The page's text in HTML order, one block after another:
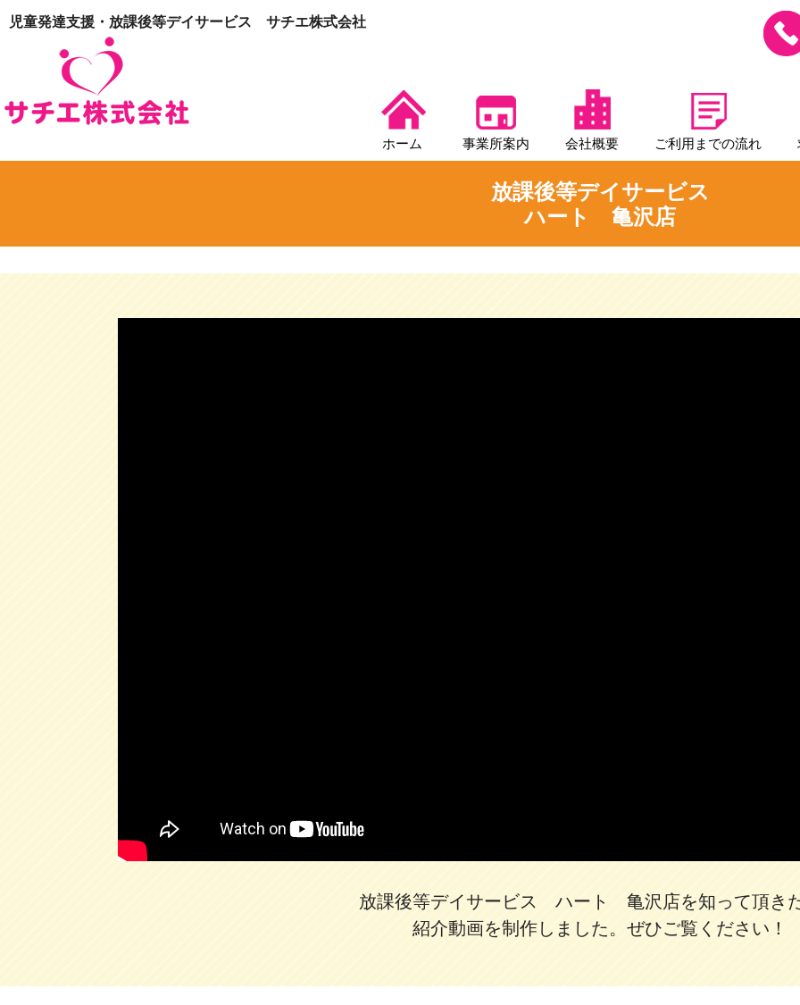
児童発達支援・放課後等デイサービス サチエ株式会社
ホーム 事業所案内 会社概要 ご利用までの流れ
放課後等デイサービス
ハート 亀沢店
放課後等デイサービス ハート 亀沢店を知って頂き
紹介動画を制作しました。ぜひご覧ください！